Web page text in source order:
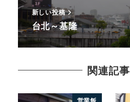
新しい投稿
台北～基隆
関連記事